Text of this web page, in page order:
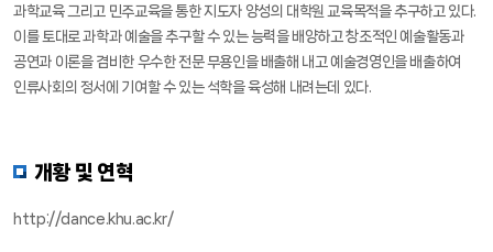
과학교육 그리고 민주교육을 통한 지도자 양성의 대학원 교육목적을 추구하고 있다.
이를 토대로 과학과 예술을 추구할 수 있는 능력을 배양하고 창조적인 예술활동과
공연과 이론을 겸비한 우수한 전문 무용인을 배출해 내고 예술경영인을 배출하여
인류사회의 정서에 기여할 수 있는 석학을 육성해 내려는데 있다.
개황 및 연혁
http://dance.khu.ac.kr/